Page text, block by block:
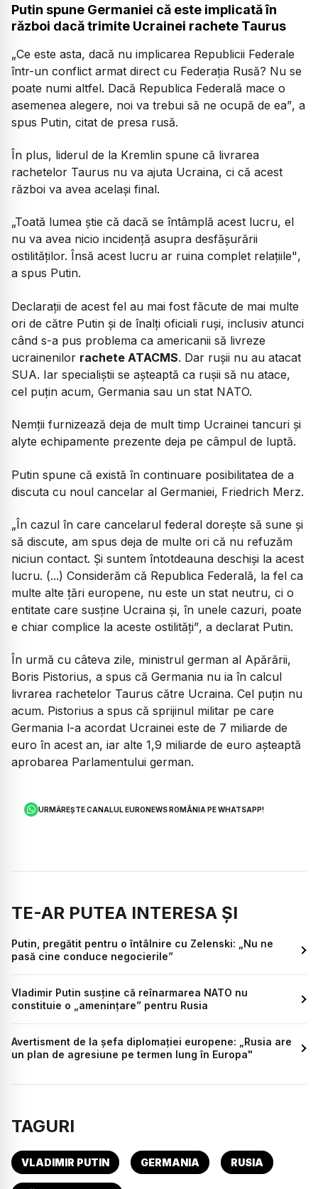
Putin spune Germaniei că este implicată în
război dacă trimite Ucrainei rachete Taurus
„Ce este asta, dacă nu implicarea Republicii Federale
într-un conflict armat direct cu Federația Rusă? Nu se
poate numi altfel. Dacă Republica Federală mace o
asemenea alegere, noi va trebui să ne ocupă de ea”, a
spus Putin, citat de presa rusă.
În plus, liderul de la Kremlin spune că livrarea
rachetelor Taurus nu va ajuta Ucraina, ci că acest
război va avea același final.
„Toată lumea ştie că dacă se întâmplă acest lucru, el
nu va avea nicio incidenţă asupra desfăşurării
ostilităţilor. Însă acest lucru ar ruina complet relaţiile",
a spus Putin.
Declarații de acest fel au mai fost făcute de mai multe
ori de către Putin și de înalți oficiali ruși, inclusiv atunci
când s-a pus problema ca americanii să livreze
ucrainenilor rachete ATACMS. Dar rușii nu au atacat
SUA. Iar specialiștii se așteaptă ca rușii să nu atace,
cel puțin acum, Germania sau un stat NATO.
Nemții furnizează deja de mult timp Ucrainei tancuri și
alyte echipamente prezente deja pe câmpul de luptă.
Putin spune că există în continuare posibilitatea de a
discuta cu noul cancelar al Germaniei, Friedrich Merz.
„În cazul în care cancelarul federal dorește să sune și
să discute, am spus deja de multe ori că nu refuzăm
niciun contact. Și suntem întotdeauna deschiși la acest
lucru. (...) Considerăm că Republica Federală, la fel ca
multe alte țări europene, nu este un stat neutru, ci o
entitate care susține Ucraina și, în unele cazuri, poate
e chiar complice la aceste ostilități”, a declarat Putin.
În urmă cu câteva zile, ministrul german al Apărării,
Boris Pistorius, a spus că Germania nu ia în calcul
livrarea rachetelor Taurus către Ucraina. Cel puțin nu
acum. Pistorius a spus că sprijinul militar pe care
Germania l-a acordat Ucrainei este de 7 miliarde de
euro în acest an, iar alte 1,9 miliarde de euro așteaptă
aprobarea Parlamentului german.
URMĂREȘTE CANALUL EURONEWS ROMÂNIA PE WHATSAPP!
TE-AR PUTEA INTERESA ȘI
Putin, pregătit pentru o întâlnire cu Zelenski: „Nu ne
pasă cine conduce negocierile”
Vladimir Putin susține că reînarmarea NATO nu
constituie o „amenințare” pentru Rusia
Avertisment de la șefa diplomației europene: „Rusia are
un plan de agresiune pe termen lung în Europa"
TAGURI
VLADIMIR PUTIN GERMANIA RUSIA